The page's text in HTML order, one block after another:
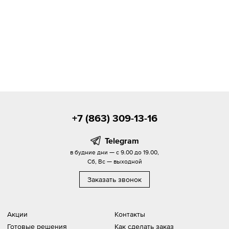
Акции
Готовые решения
Контакты
Как сделать заказ
+7 (863) 309-13-16
Telegram
в будние дни — с 9.00 до 19.00,
Сб, Вс — выходной
Заказать звонок